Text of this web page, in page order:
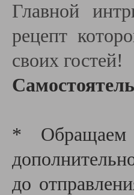
Главной
рецепт
своих гостей!
* Обращаем
до